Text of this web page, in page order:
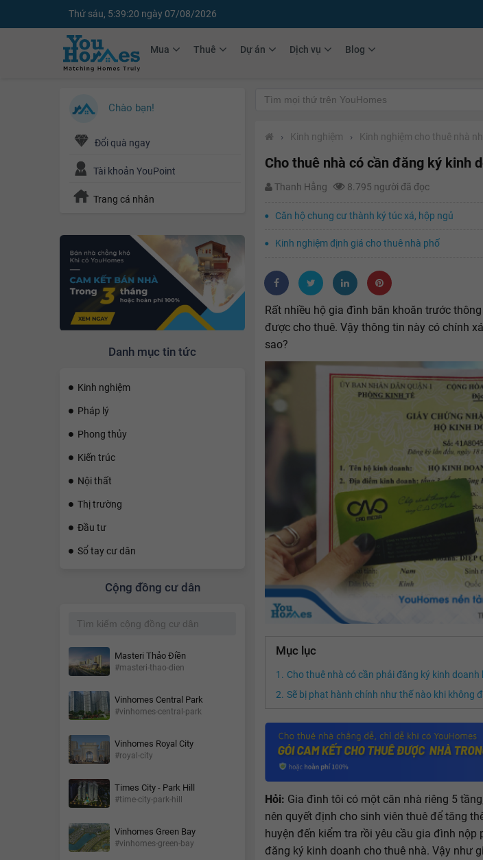
Thứ sáu, 5:39:21 ngày 07/08/2026
Mua Thuê Dự án Dịch vụ Blog
Chào bạn!
Đổi quà ngay
Tài khoản YouPoint
Trang cá nhân
Danh mục tin tức
Kinh nghiệm
Pháp lý
Phong thủy
Kiến trúc
Nội thất
Thị trường
Đầu tư
Sổ tay cư dân
Cộng đồng cư dân
Masteri Thảo Điền
#masteri-thao-dien
Vinhomes Central Park
#vinhomes-central-park
Vinhomes Royal City
#royal-city
Times City - Park Hill
#time-city-park-hill
Vinhomes Green Bay
#vinhomes-green-bay
› Kinh nghiệm › Kinh nghiệm cho thuê nhà
Cho thuê nhà có cần đăng ký kinh
Thanh Hằng 8.795 người đã đọc
Căn hộ chung cư thành ký túc xá, hộp ngủ
Kinh nghiệm định giá cho thuê nhà phố
Rất nhiều hộ gia đình băn khoăn trước
được cho thuê. Vậy thông tin này có chính
sao?
Mục lục
Cho thuê nhà có cần phải đăng ký kinh doanh
Sẽ bị phạt hành chính như thế nào khi không
Hỏi: Gia đình tôi có một căn nhà riêng 5
nên quyết định cho sinh viên thuê để tăng
huyện đến kiểm tra rồi yêu cầu gia đình nộp
đăng ký kinh doanh cho thuê nhà. Vậy như